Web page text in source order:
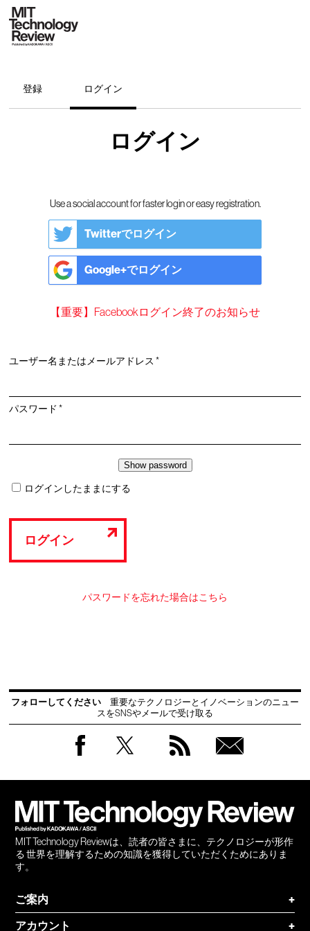
登録 ログイン
ログイン
Use a social account for faster login or easy registration.
Twitterでログイン
Google+でログイン
【重要】Facebookログイン終了のお知らせ
ユーザー名またはメールアドレス*必
パスワード*必
ログインしたままにする
ログイン
パスワードを忘れた場合はこちら
フォローしてください
重要なテクノロジーとイノベーションのニュー
スをSNSやメールで受け取る
MIT Technology Reviewは、読者の皆さまに、テクノロジーが形作
る 世界を理解するための知識を獲得していただくためにありま
す。
ご案内
+
アカウント
+